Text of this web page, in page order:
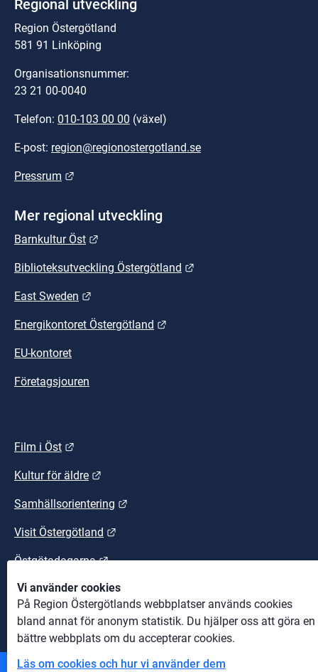
Vi använder cookies
På Region Östergötlands webbplatser används cookies
bland annat för anonym statistik. Du hjälper oss att göra en
bättre webbplats om du accepterar cookies.
Läs om cookies och hur vi använder dem
Regional utveckling
Region Östergötland
581 91 Linköping
Organisationsnummer:
23 21 00-0040
Telefon: 010-103 00 00 (växel)
E-post: region@regionostergotland.se
Pressrum
Mer regional utveckling
Barnkultur Öst
Biblioteksutveckling Östergötland
East Sweden
Energikontoret Östergötland
EU-kontoret
Företagsjouren
Film i Öst
Kultur för äldre
Samhällsorientering
Visit Östergötland
Östgötadagarna Länk till annan webbplats.
Östgötaleden Länk till annan webbplats.